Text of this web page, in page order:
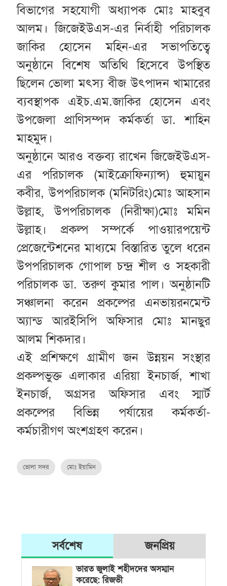
বিভাগের সহযোগী অধ্যাপক মোঃ মাহবুব
আলম। জিজেইউএস-এর নির্বাহী পরিচালক
জাকির হোসেন মহিন-এর সভাপতিত্বে
অনুষ্ঠানে বিশেষ অতিথি হিসেবে উপস্থিত
ছিলেন ভোলা মৎস্য বীজ উৎপাদন খামারের
ব্যবস্থাপক এইচ.এম.জাকির হোসেন এবং
উপজেলা প্রাণিসম্পদ কর্মকর্তা ডা. শাহিন
মাহমুদ।
অনুষ্ঠানে আরও বক্তব্য রাখেন জিজেইউএস-
এর পরিচালক (মাইক্রোফিন্যান্স) হুমায়ুন
কবীর, উপপরিচালক (মনিটরিং)মোঃ আহসান
উল্লাহ, উপপরিচালক (নিরীক্ষা)মোঃ মমিন
উল্লাহ। প্রকল্প সম্পর্কে পাওয়ারপয়েন্ট
প্রেজেন্টেশনের মাধ্যমে বিস্তারিত তুলে ধরেন
উপপরিচালক গোপাল চন্দ্র শীল ও সহকারী
পরিচালক ডা. তরুণ কুমার পাল। অনুষ্ঠানটি
সঞ্চালনা করেন প্রকল্পের এনভায়রনমেন্ট
অ্যান্ড আরইসিপি অফিসার মোঃ মানছুর
আলম শিকদার।
এই প্রশিক্ষণে গ্রামীণ জন উন্নয়ন সংস্থার
প্রকল্পভুক্ত এলাকার এরিয়া ইনচার্জ, শাখা
ইনচার্জ, অগ্রসর অফিসার এবং স্মার্ট
প্রকল্পের বিভিন্ন পর্যায়ের কর্মকর্তা-
কর্মচারীগণ অংশগ্রহণ করেন।
ভোলা সদর মোঃ ইয়ামিন
সর্বশেষ জনপ্রিয়
ভারত জুলাই শহীদদের অসম্মান
করেছে: রিজভী